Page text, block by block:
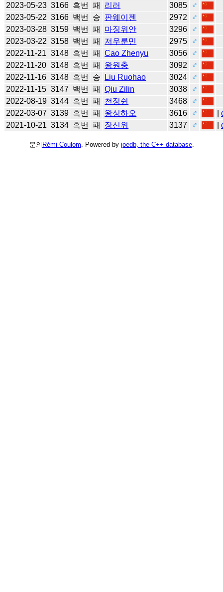
2023-05-23 3166 흑번 패 리러 3085
♂
2023-05-22 3166 백번 승 판웨이젠 2972
♂
2023-03-28 3159 백번 패 마징위안 3296
♂
2023-03-22 3158 백번 패 저우룬민 2975
♂
2022-11-21 3148 흑번 패 Cao Zhenyu 3056
♂
2022-11-20 3148 흑번 패 왕원충 3092
♂
2022-11-16 3148 흑번 승 Liu Ruohao 3024
♂
2022-11-15 3147 백번 패 Qiu Zilin 3038
♂
2022-08-19 3144 흑번 패 천정쉰 3468
♂
2022-03-07 3139 흑번 패 왕싱하오 3616 ♂ |
2021-10-21 3134 흑번 패 장신위 3137 ♂ |
문의 Rémi Coulom . Powered by joedb, the C++ database.